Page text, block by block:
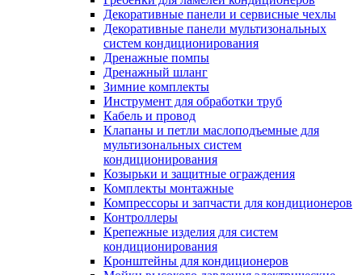
Декоративные панели и сервисные чехлы
Декоративные панели мультизональных
систем кондиционирования
Дренажные помпы
Дренажный шланг
Зимние комплекты
Инструмент для обработки труб
Кабель и провод
Клапаны и петли маслоподъемные для
мультизональных систем
кондиционирования
Козырьки и защитные ограждения
Комплекты монтажные
Компрессоры и запчасти для кондиционеров
Контроллеры
Крепежные изделия для систем
кондиционирования
Кронштейны для кондиционеров